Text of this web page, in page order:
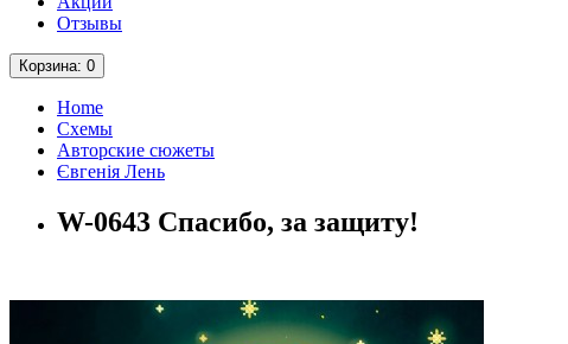
Отзывы
Корзина: 0
Home
Схемы
Авторские сюжеты
Євгенія Лень
W-0643 Спасибо, за защиту!